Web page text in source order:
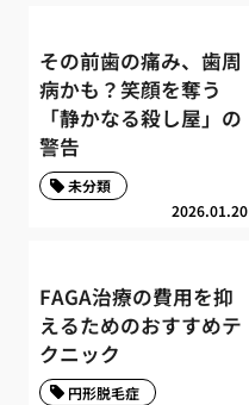
その前歯の痛み、歯周
病かも？笑顔を奪う
「静かなる殺し屋」の
警告
2026.01.20
未分類
FAGA治療の費用を抑
えるためのおすすめテ
クニック
円形脱毛症